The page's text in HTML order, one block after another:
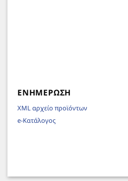
ΕΝΗΜΈΡΩΣΗ
XML αρχείο προϊόντων
e-Κατάλογος